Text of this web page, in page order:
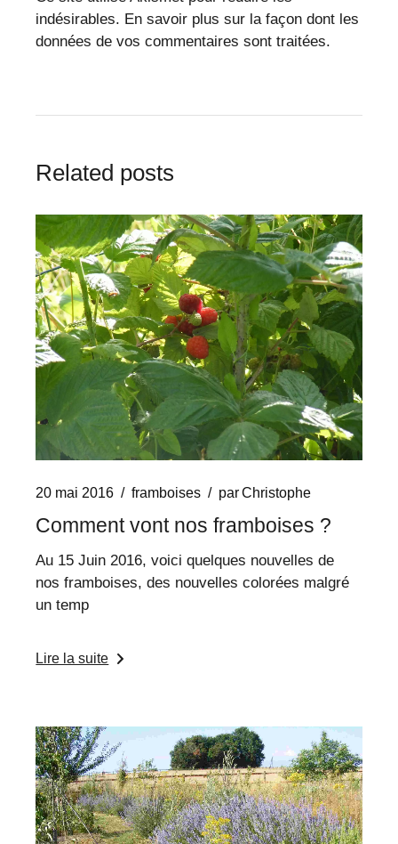
indésirables. En savoir plus sur la façon dont les
données de vos commentaires sont traitées.
Related posts
20 mai 2016 framboises parChristophe
Comment vont nos framboises ?
Au 15 Juin 2016, voici quelques nouvelles de
nos framboises, des nouvelles colorées malgré
un temp
Lire la suite